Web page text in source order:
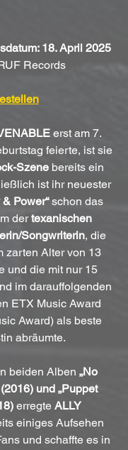
18. April 2025
Records
erst am 7.
feierte, ist sie
Szene bereits ein
ist ihr neuester
Power“ schon das
der texanischen
Songwriterin, die
zarten Alter von 13
und die mit nur 15
im darauffolgenden
ETX Music Award
Award) als beste
abräumte.
beiden Alben „No
und „Puppet
erregte ALLY
einiges Aufsehen
und schaffte es in